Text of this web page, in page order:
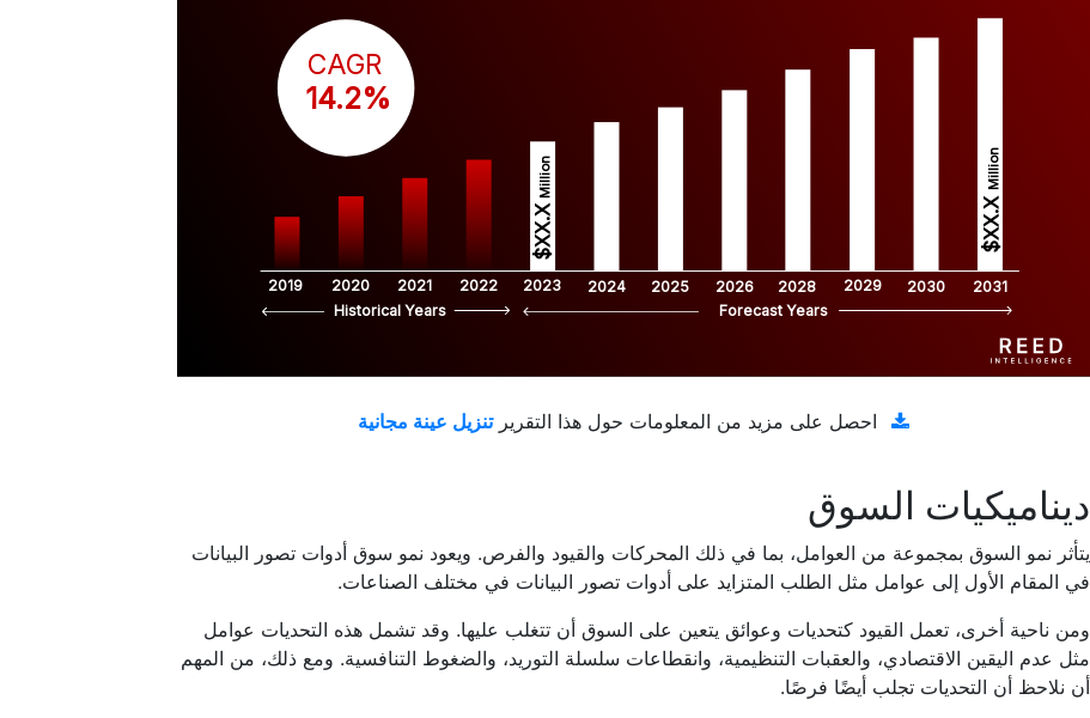
2019 2020 2021 2022 2023 2024 2025 2026 2028 2029 2030 2031
$XX.X
Million
$XX.X
Million
CAGR
14.2%
Historical Years Forecast Years
احصل على مزيد من المعلومات حول هذا التقرير
ديناميكيات السوق
يتأثر نمو السوق بمجموعة من العوامل، بما في ذلك المحركات والقيود والفرص. ويعود نمو سوق أدوات تصور البيانات
في المقام الأول إلى عوامل مثل الطلب المتزايد على أدوات تصور البيانات في مختلف الصناعات.
ومن ناحية أخرى، تعمل القيود كتحديات وعوائق يتعين على السوق أن تتغلب عليها. وقد تشمل هذه التحديات عوامل
مثل عدم اليقين الاقتصادي، والعقبات التنظيمية، وانقطاعات سلسلة التوريد، والضغوط التنافسية. ومع ذلك، من المهم
أن نلاحظ أن التحديات تجلب أيضًا فرصًا.